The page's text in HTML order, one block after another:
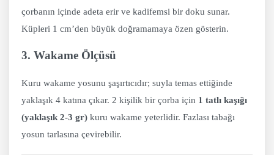
çorbanın içinde adeta erir ve kadifemsi bir doku sunar.
Küpleri 1 cm’den büyük doğramamaya özen gösterin.
3. Wakame Ölçüsü
Kuru wakame yosunu şaşırtıcıdır; suyla temas ettiğinde
yaklaşık 4 katına çıkar. 2 kişilik bir çorba için 1 tatlı kaşığı
(yaklaşık 2-3 gr) kuru wakame yeterlidir. Fazlası tabağı
yosun tarlasına çevirebilir.